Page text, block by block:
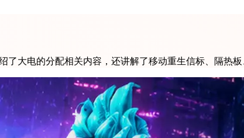
大电的分配相关内容，还讲解了移动重生信标、隔热